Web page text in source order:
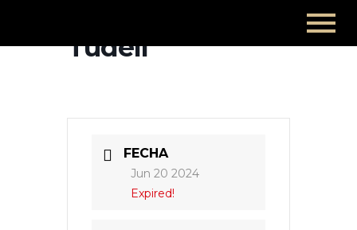
Tudell
FECHA
Jun 20 2024
Expired!